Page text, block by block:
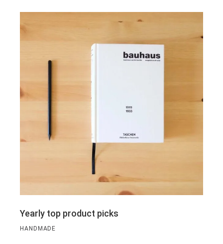
Yearly top product picks
HANDMADE